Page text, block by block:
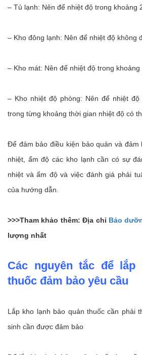
– Tủ lạnh: Nên để nhiệt độ trong khoảng
– Kho đông lạnh: Nên để nhiệt độ không
– Kho mát: Nên để nhiệt độ trong khoảng
– Kho nhiệt độ phòng: Nên để nhiệt độ
trong từng khoảng thời gian nhiệt độ có
Để đảm bảo điều kiện bảo quản và
nhiệt, ẩm độ các kho lạnh cần có sự
nhiệt và ẩm độ và việc đánh giá phải
của hướng dẫn.
>>>Tham khảo thêm: Địa chỉ Bảo
lượng nhất
Các nguyên tắc để lắp
thuốc đảm bảo yêu cầu
Lắp kho lạnh bảo quản thuốc cần phải
sinh cần được đảm bảo